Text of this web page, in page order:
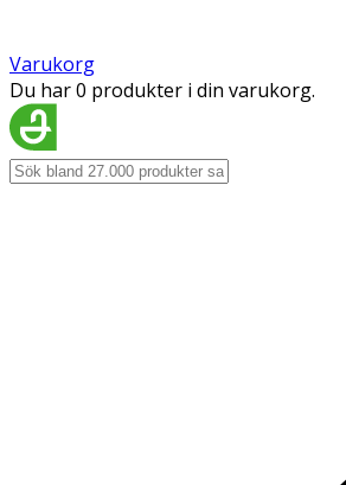
Varukorg
Du har 0 produkter i din varukorg.